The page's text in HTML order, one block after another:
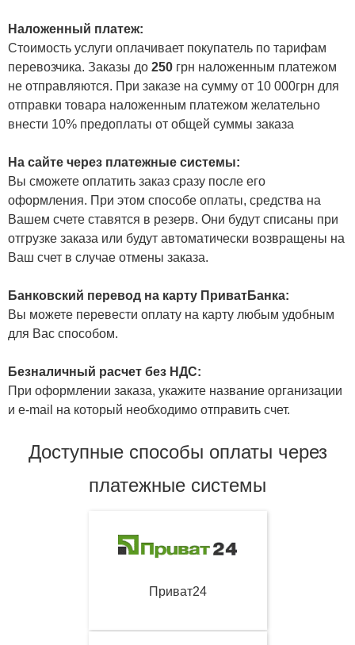
Наложенный платеж:
Стоимость услуги оплачивает покупатель по тарифам
перевозчика. Заказы до 250 грн наложенным платежом
не отправляются. При заказе на сумму от 10 000грн для
отправки товара наложенным платежом желательно
внести 10% предоплаты от общей суммы заказа
На сайте через платежные системы:
Вы сможете оплатить заказ сразу после его
оформления. При этом способе оплаты, средства на
Вашем счете ставятся в резерв. Они будут списаны при
отгрузке заказа или будут автоматически возвращены на
Ваш счет в случае отмены заказа.
Банковский перевод на карту ПриватБанка:
Вы можете перевести оплату на карту любым удобным
для Вас способом.
Безналичный расчет без НДС:
При оформлении заказа, укажите название организации
и e-mail на который необходимо отправить счет.
Доступные способы оплаты через
платежные системы
Приват24